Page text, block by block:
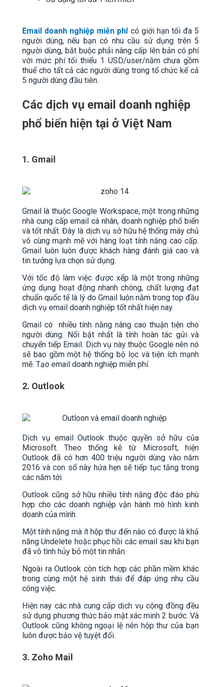
Email doanh nghiệp miễn phí có giới hạn tối đa 5
người dùng, nếu bạn có nhu cầu sử dụng trên 5
người dùng, bắt buộc phải nâng cấp lên bản có phí
với mức phí tối thiểu 1 USD/user/năm chưa gồm
thuế cho tất cả các người dùng trong tổ chức kể cả
5 người dùng đầu tiên.
Các dịch vụ email doanh nghiệp
phổ biến hiện tại ở Việt Nam
1. Gmail
Gmail là thuộc Google Workspace, một trong những
nhà cung cấp email cá nhân, doanh nghiệp phổ biến
và tốt nhất. Đây là dịch vụ sở hữu hệ thống máy chủ
vô cùng mạnh mẽ với hàng loạt tính năng cao cấp.
Gmail luôn luôn được khách hàng đánh giá cao và
tin tưởng lựa chọn sử dụng.
Với tốc độ làm việc được xếp là một trong những
ứng dụng hoạt động nhanh chóng, chất lượng đạt
chuẩn quốc tế là lý do Gmail luôn nằm trong top đầu
dịch vụ email doanh nghiệp tốt nhất hiện nay.
Gmail có nhiều tính năng nâng cao thuận tiện cho
người dùng. Nổi bật nhất là tính hoàn tác gửi và
chuyển tiếp Email. Dịch vụ này thuộc Google nên nó
sẽ bao gồm một hệ thống bộ lọc và tiện ích mạnh
mẽ. Tạo email doanh nghiệp miễn phí.
2. Outlook
Dịch vụ email Outlook thuộc quyền sở hữu của
Microsoft. Theo thống kê từ Microsoft, hiện
Outlook đã có hơn 400 triệu người dùng vào năm
2016 và con số này hứa hẹn sẽ tiếp tục tăng trong
các năm tới.
Outlook cũng sở hữu nhiều tính năng độc đáo phù
hợp cho các doanh nghiệp vận hành mô hình kinh
doanh của mình.
Một tính năng mà ít hộp thư đến nào có được là khả
năng Undelete hoặc phục hồi các email sau khi bạn
đã vô tình hủy bỏ một tin nhắn.
Ngoài ra Outlook còn tích hợp các phần mềm khác
trong cùng một hệ sinh thái để đáp ứng nhu cầu
công việc.
Hiện nay các nhà cung cấp dịch vụ cộng đồng đều
sử dụng phương thức bảo mật xác minh 2 bước. Và
Outlook cũng không ngoại lệ nên hộp thư của bạn
luôn được bảo vệ tuyệt đối.
3. Zoho Mail